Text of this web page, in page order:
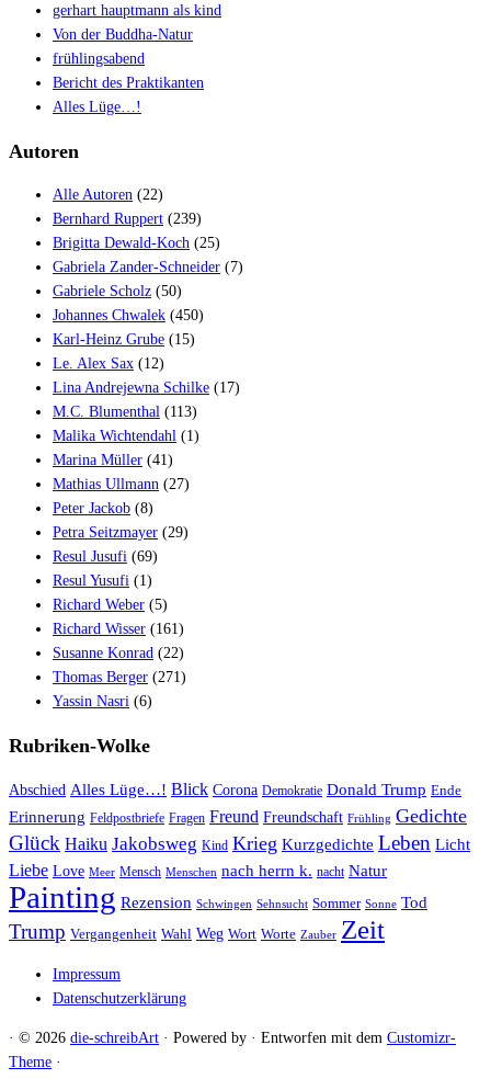
gerhart hauptmann als kind
Von der Buddha-Natur
frühlingsabend
Bericht des Praktikanten
Alles Lüge…!
Autoren
Alle Autoren (22)
Bernhard Ruppert (239)
Brigitta Dewald-Koch (25)
Gabriela Zander-Schneider (7)
Gabriele Scholz (50)
Johannes Chwalek (450)
Karl-Heinz Grube (15)
Le. Alex Sax (12)
Lina Andrejewna Schilke (17)
M.C. Blumenthal (113)
Malika Wichtendahl (1)
Marina Müller (41)
Mathias Ullmann (27)
Peter Jackob (8)
Petra Seitzmayer (29)
Resul Jusufi (69)
Resul Yusufi (1)
Richard Weber (5)
Richard Wisser (161)
Susanne Konrad (22)
Thomas Berger (271)
Yassin Nasri (6)
Rubriken-Wolke
Abschied Alles Lüge…! Blick Corona Demokratie Donald Trump Ende
Erinnerung Feldpostbriefe Fragen Freund Freundschaft Frühling Gedichte
Glück Haiku Jakobsweg Kind Krieg Kurzgedichte Leben Licht
Liebe Love Meer Mensch Menschen nach herrn k. nacht Natur
Painting Rezension Schwingen Sehnsucht Sommer Sonne Tod
Trump Vergangenheit Wahl Weg Wort Worte Zauber Zeit
Impressum
Datenschutzerklärung
· © 2026 die-schreibArt · Powered by · Entworfen mit dem Customizr-
Theme ·